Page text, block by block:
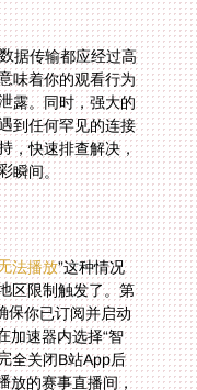
据传输都应经过高
味着你的观看行为
露。同时，强大的
到任何罕见的连接
，快速排查解决，
瞬间。
法播放”这种情况
怎么办？首先，不要慌张。这典型是地区限制触发了。第
一步，停止反复刷新App。第二步，确保你已订阅并启动
了一个可靠的回国加速器。第三步，在加速器内选择“智
能模式”或“影音加速”专线。第四步，完全关闭B站App后
重新打开。此时，你会发现之前无法播放的赛事直播间，
已经可以正常加载并流畅播放了。这个方法同样适用于解
决在泰国看中文解说、在日本追国内联赛等各种限制问